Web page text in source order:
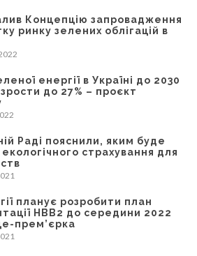
Концепцію запровадження
ринку зелених облігацій в
енергії в Україні до 2030
до 27% – проєкт
Раді пояснили, яким буде
страхування для
планує розробити план
НВВ2 до середини 2022
прем’єрка